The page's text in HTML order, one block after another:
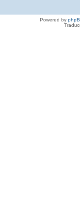
Powered by